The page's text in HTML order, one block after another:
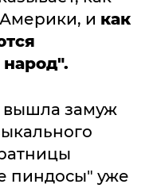
и как
вышла замуж
пиндосы" уже